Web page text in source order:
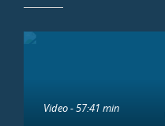
Video - 57:41 min